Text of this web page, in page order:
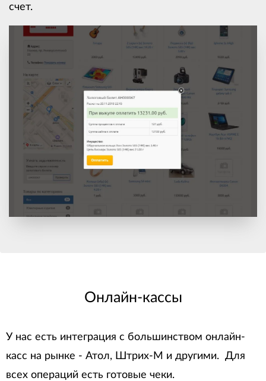
счет.
Онлайн-кассы
У нас есть интеграция с большинством онлайн-
касс на рынке - Атол, Штрих-М и другими. Для
всех операций есть готовые чеки.